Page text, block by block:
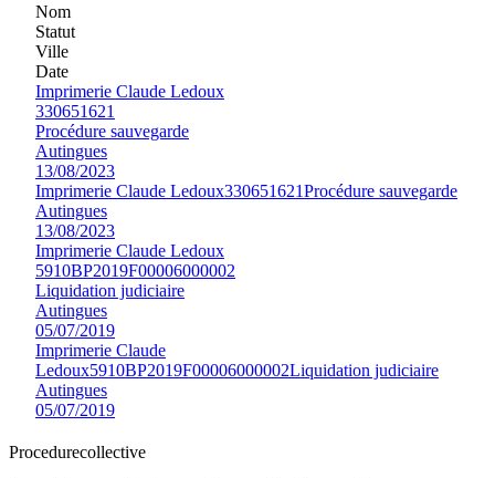
Nom
Statut
Ville
Date
Imprimerie Claude Ledoux
330651621
Procédure sauvegarde
Autingues
13/08/2023
Imprimerie Claude Ledoux330651621Procédure sauvegarde
Autingues
13/08/2023
Imprimerie Claude Ledoux
5910BP2019F00006000002
Liquidation judiciaire
Autingues
05/07/2019
Imprimerie Claude
Ledoux5910BP2019F00006000002Liquidation judiciaire
Autingues
05/07/2019
Procedurecollective